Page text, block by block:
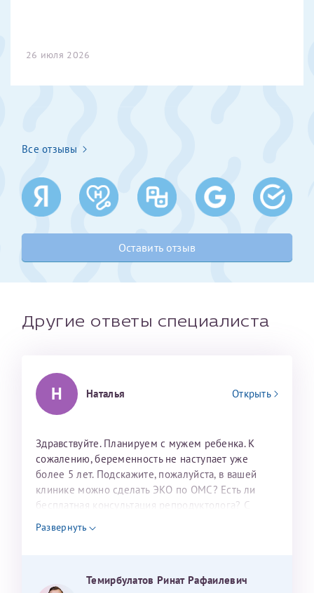
26 июля 2026
Все отзывы
Оставить отзыв
Александра
мы ему благодарны. Благодаря ему мы стали
Другие ответы специалиста
Н Наталья Открыть
Здравствуйте. Планируем с мужем ребенка. К
сожалению, беременность не наступает уже
более 5 лет. Подскажите, пожалуйста, в вашей
клинике можно сделать ЭКО по ОМС? Есть ли
бесплатная консультация репродуктолога? С
уважением, Наталья Баранова.
Развернуть
Темирбулатов Ринат Рафаилевич
Электронная почта*